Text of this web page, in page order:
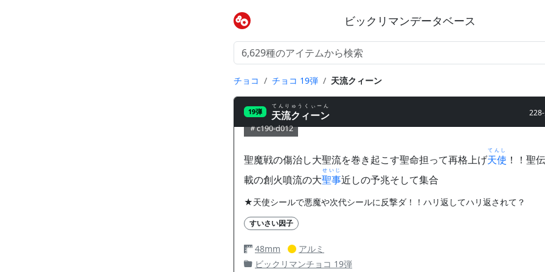
ビックリマンデータベース
チョコ チョコ 19弾 天流クィーン
19弾 天流クィーン
てんりゅうくぃーん
c190-d012
聖魔戦の傷治し大聖流を巻き起こす聖命担って再格上げ天使
てんし
！！聖
載の創火噴流の大聖事
せいじ
近しの予兆そして集合
★天使シールで悪魔や次代シールに反撃ダ！！ハリ返してハリ返されて？
すいさい因子
48mm
アルミ
ビックリマンチョコ 19弾